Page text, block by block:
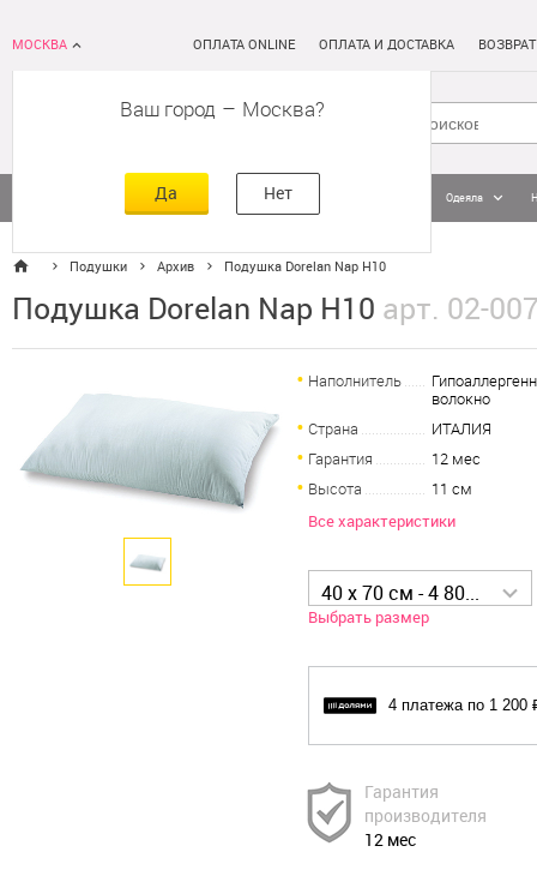
МОСКВА
Ваш город – Москва
Да Нет
ОПЛАТА ONLINE ОПЛАТА И ДОСТАВКА
Кровати Постельное белье Одеяла
Подушки Архив Подушка Dorelan Nap H10
Подушка Dorelan Nap H10 арт. 02-
Наполнитель
волокно
Страна
ИТАЛИЯ
Гарантия
12 мес
Высота
11 см
Все характеристики
40 x 70 см - 4 800 р
Выбрать размер
4 платежа по 1 200
Гарантия
производителя
12 мес